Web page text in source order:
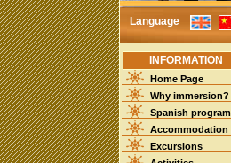
Language
INFORMATION
Home Page
Why immersion?
Spanish program
Accommodation
Excursions